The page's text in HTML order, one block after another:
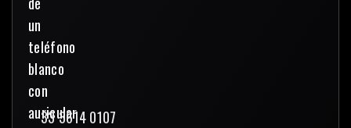
33 3614 0107